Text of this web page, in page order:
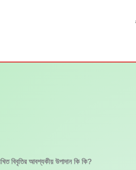
বিবৃতির আবশ্যকীয় উপাদান কি কি?